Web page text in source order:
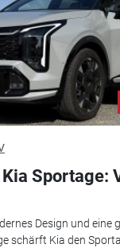
Sportage:
Design und eine
schärft Kia den